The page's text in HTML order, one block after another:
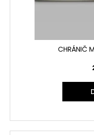
CHRÁNIČ